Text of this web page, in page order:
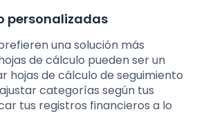
personalizadas
una solución más
de cálculo pueden ser un
hojas de cálculo de seguimiento
categorías según tus
tus registros financieros a lo